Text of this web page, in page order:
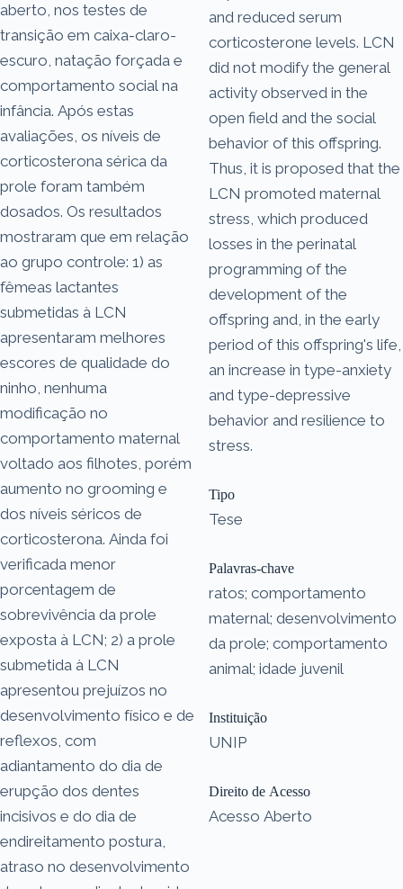
aberto, nos testes de
transição em caixa-claro-
escuro, natação forçada e
comportamento social na
infância. Após estas
avaliações, os níveis de
corticosterona sérica da
prole foram também
dosados. Os resultados
mostraram que em relação
ao grupo controle: 1) as
fêmeas lactantes
submetidas à LCN
apresentaram melhores
escores de qualidade do
ninho, nenhuma
modificação no
comportamento maternal
voltado aos filhotes, porém
aumento no grooming e
dos níveis séricos de
corticosterona. Ainda foi
verificada menor
porcentagem de
sobrevivência da prole
exposta à LCN; 2) a prole
submetida à LCN
apresentou prejuízos no
desenvolvimento físico e de
reflexos, com
adiantamento do dia de
erupção dos dentes
incisivos e do dia de
endireitamento postura,
atraso no desenvolvimento
and reduced serum
corticosterone levels. LCN
did not modify the general
activity observed in the
open field and the social
behavior of this offspring.
Thus, it is proposed that the
LCN promoted maternal
stress, which produced
losses in the perinatal
programming of the
development of the
offspring and, in the early
period of this offspring's life,
an increase in type-anxiety
and type-depressive
behavior and resilience to
stress.
Tipo
Tese
Palavras-chave
ratos; comportamento
maternal; desenvolvimento
da prole; comportamento
animal; idade juvenil
Instituição
UNIP
Direito de Acesso
Acesso Aberto